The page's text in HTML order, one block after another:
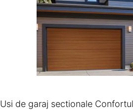
Usi de garaj sectionale